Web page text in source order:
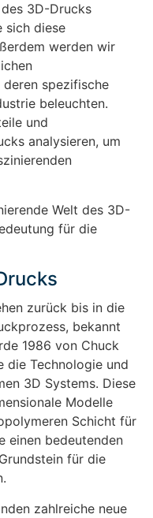
des 3D-Drucks
sich diese
werden wir
spezifische
beleuchten.
und
analysieren, um
Welt des 3D-
für die
zurück bis in die
bekannt
1986 von Chuck
die Technologie und
3D Systems. Diese
Modelle
Schicht für
einen bedeutenden
für die
zahlreiche neue